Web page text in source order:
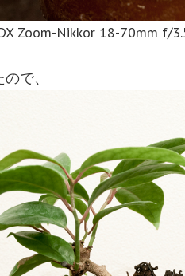
Zoom-Nikkor 18-70mm f/
で、